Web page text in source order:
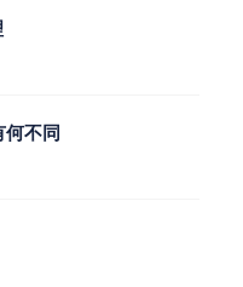
何不同